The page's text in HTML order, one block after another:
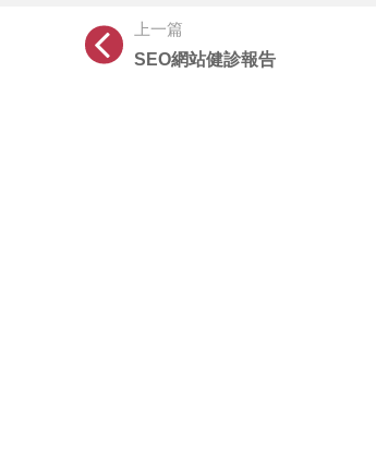
上一篇
SEO網站健診報告